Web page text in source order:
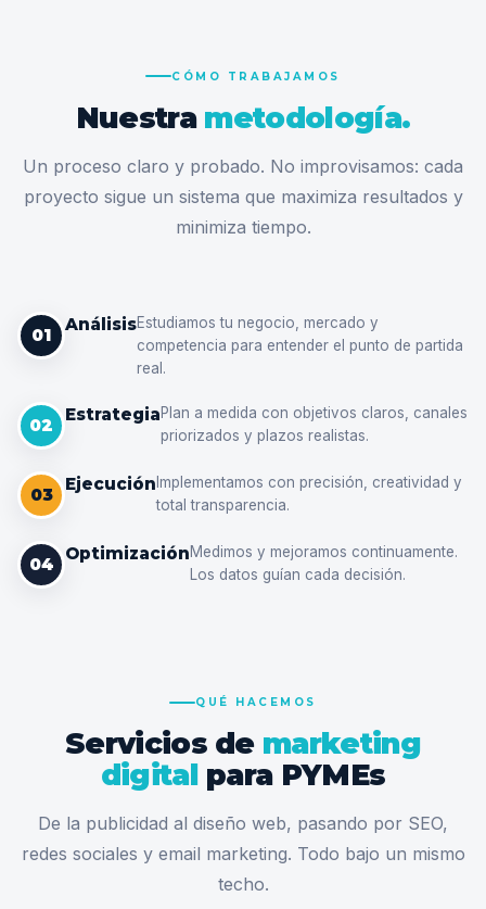
CÓMO TRABAJAMOS
Nuestra metodología.
Un proceso claro y probado. No improvisamos: cada
proyecto sigue un sistema que maximiza resultados y
minimiza tiempo.
01
AnálisisEstudiamos tu negocio, mercado y
competencia para entender el punto de partida
real.
02
EstrategiaPlan a medida con objetivos claros, canales
priorizados y plazos realistas.
03
EjecuciónImplementamos con precisión, creatividad y
total transparencia.
04
OptimizaciónMedimos y mejoramos continuamente.
Los datos guían cada decisión.
QUÉ HACEMOS
Servicios de marketing
digitalpara PYMEs
De la publicidad al diseño web, pasando por SEO,
redes sociales y email marketing. Todo bajo un mismo
techo.